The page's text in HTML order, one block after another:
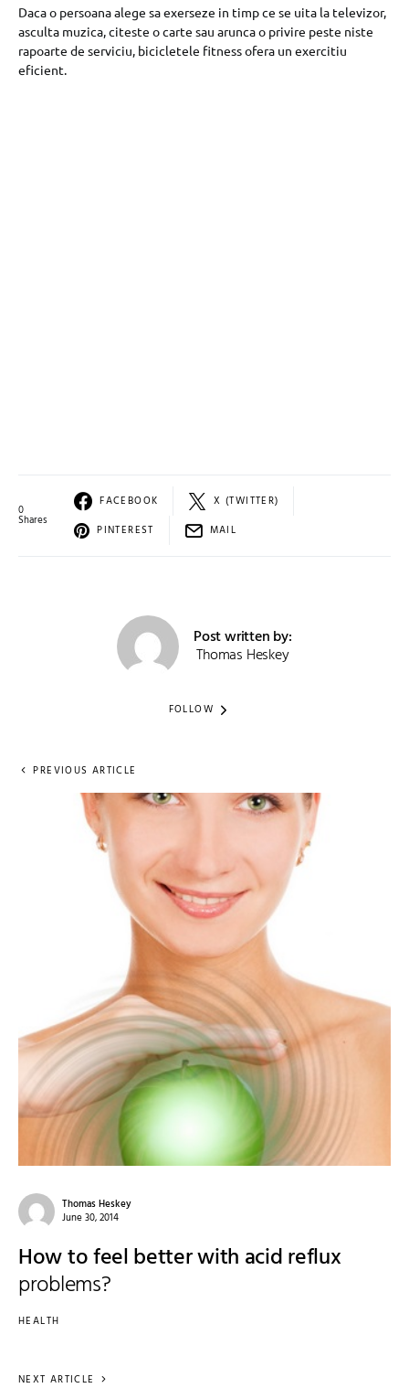
Daca o persoana alege sa exerseze in timp ce se uita la televizor,
asculta muzica, citeste o carte sau arunca o privire peste niste
rapoarte de serviciu, bicicletele fitness ofera un exercitiu
eficient.
0
Shares
FACEBOOK
X (TWITTER)
PINTEREST
MAIL
Post written by:
Thomas Heskey
FOLLOW
PREVIOUS ARTICLE
Thomas Heskey
June 30, 2014
How to feel better with acid reflux
problems?
HEALTH
NEXT ARTICLE